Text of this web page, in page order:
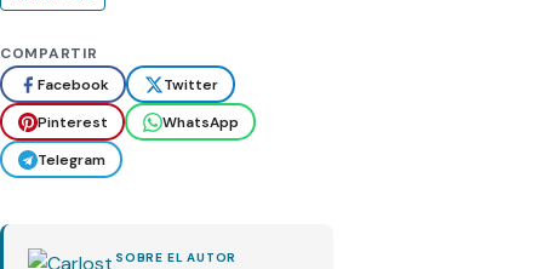
COMPARTIR
Facebook
Twitter
Pinterest
WhatsApp
Telegram
SOBRE EL AUTOR